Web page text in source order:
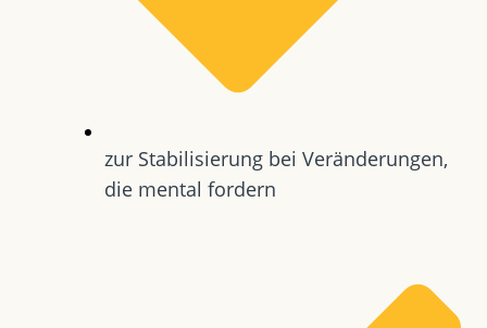
zur Stabilisierung bei Veränderungen,
die mental fordern